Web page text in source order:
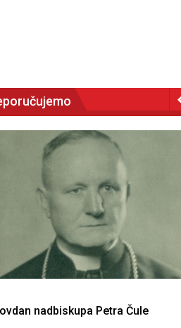
obljetnica poništenja